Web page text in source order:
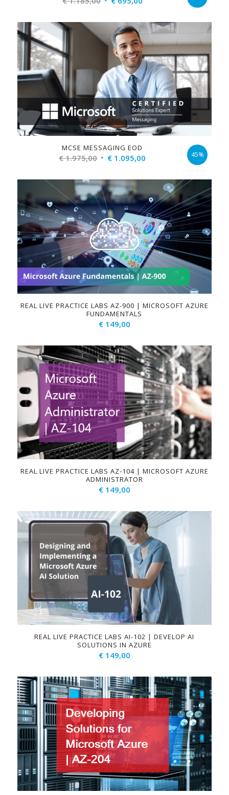
was:
€ 1.185,00.
is:
€ 695,00.
MCSE MESSAGING EOD
€1.975,00 Original
was:
€ 1.975,00.
€ 1.095,00
is:
€ 1.095,00.
45%
REAL LIVE PRACTICE LABS AZ-900 | MICROSOFT AZURE
FUNDAMENTALS
€149,00
REAL LIVE PRACTICE LABS AZ-104 | MICROSOFT AZURE
ADMINISTRATOR
€149,00
REAL LIVE PRACTICE LABS AI-102 | DEVELOP AI
SOLUTIONS IN AZURE
€149,00